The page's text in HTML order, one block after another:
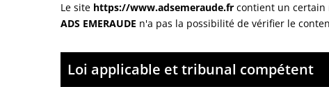
Le site https://www.adsemeraude.fr contient un certain
ADS EMERAUDE n'a pas la possibilité de vérifier le
Loi applicable et tribunal compétent